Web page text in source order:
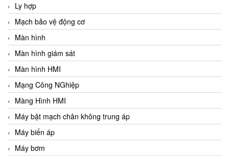
Ly hợp
Mạch bảo vệ động cơ
Màn hình
Màn hình giám sát
Màn hình HMI
Mạng Công NGhiệp
Màng Hình HMI
Máy bật mạch chân không trung áp
Máy biến áp
Máy bơm